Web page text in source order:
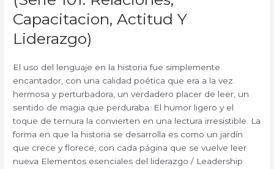
Capacitacion, Actitud Y
Liderazgo)
El uso del lenguaje en la historia fue simplemente
encantador, con una calidad poética que era a la vez
hermosa y perturbadora, un verdadero placer de leer, un
sentido de magia que perduraba. El humor ligero y el
toque de ternura la convierten en una lectura irresistible. La
forma en que la historia se desarrolla es como un jardín
que crece y florece, con cada página que se vuelve leer
nueva Elementos esenciales del liderazgo / Leadership